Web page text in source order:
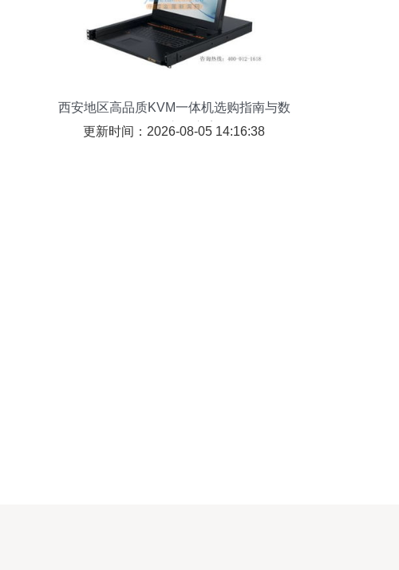
西安地区高品质KVM一体机选购指南与数
码传输交换方案
更新时间：2026-08-05 14:16:38